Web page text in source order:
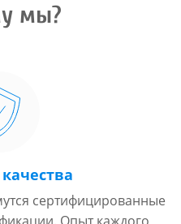
мы?
сертифицированные